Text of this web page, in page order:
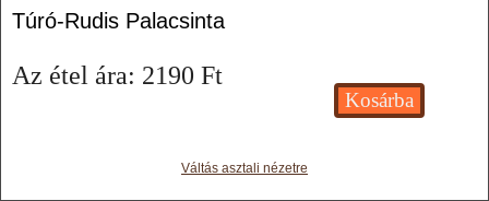
Túró-Rudis Palacsinta
Az étel ára: 2190 Ft
Váltás asztali nézetre